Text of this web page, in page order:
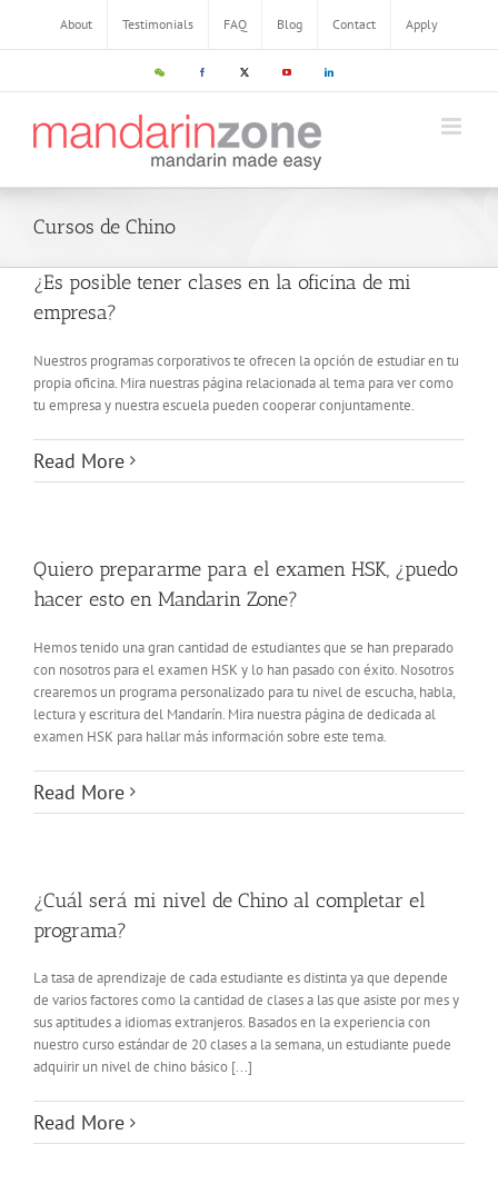
About Testimonials FAQ Blog Contact Apply
Cursos de Chino
¿Es posible tener clases en la oficina de mi
empresa?
Nuestros programas corporativos te ofrecen la opción de estudiar en tu
propia oficina. Mira nuestras página relacionada al tema para ver como
tu empresa y nuestra escuela pueden cooperar conjuntamente.
Read More
Quiero prepararme para el examen HSK, ¿puedo
hacer esto en Mandarin Zone?
Hemos tenido una gran cantidad de estudiantes que se han preparado
con nosotros para el examen HSK y lo han pasado con éxito. Nosotros
crearemos un programa personalizado para tu nivel de escucha, habla,
lectura y escritura del Mandarín. Mira nuestra página de dedicada al
examen HSK para hallar más información sobre este tema.
Read More
¿Cuál será mi nivel de Chino al completar el
programa?
La tasa de aprendizaje de cada estudiante es distinta ya que depende
de varios factores como la cantidad de clases a las que asiste por mes y
sus aptitudes a idiomas extranjeros. Basados en la experiencia con
nuestro curso estándar de 20 clases a la semana, un estudiante puede
adquirir un nivel de chino básico [...]
Read More